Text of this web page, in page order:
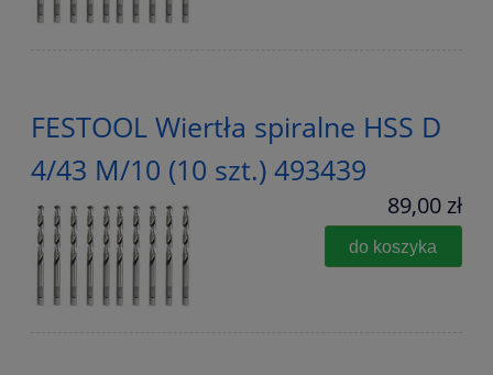
FESTOOL Wiertła spiralne HSS D
4/43 M/10 (10 szt.) 493439
89,00 zł
do koszyka